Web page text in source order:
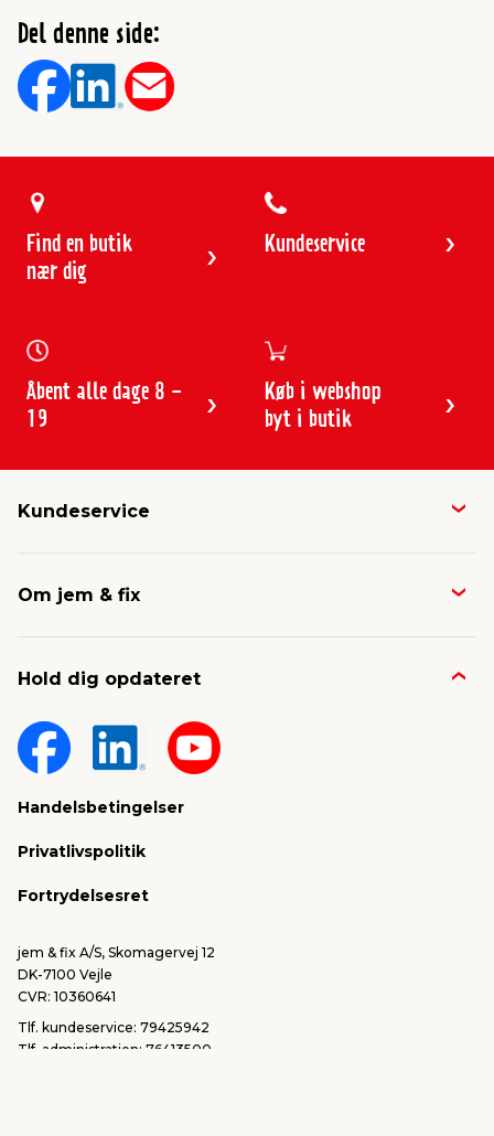
Del denne side:
Find en butik
nær dig
Kundeservice
Åbent alle dage 8 -
19
Køb i webshop
byt i butik
Kundeservice
Avisen
Fragt & levering
Om jem & fix
Nyheder & presse
Om jem & fix
Sponsorater & projekter
Hold dig opdateret
Handelsbetingelser
Privatlivspolitik
Fortrydelsesret
jem & fix A/S, Skomagervej 12
DK-7100 Vejle
CVR: 10360641
Tlf. kundeservice: 79425942
Tlf. administration: 76413500